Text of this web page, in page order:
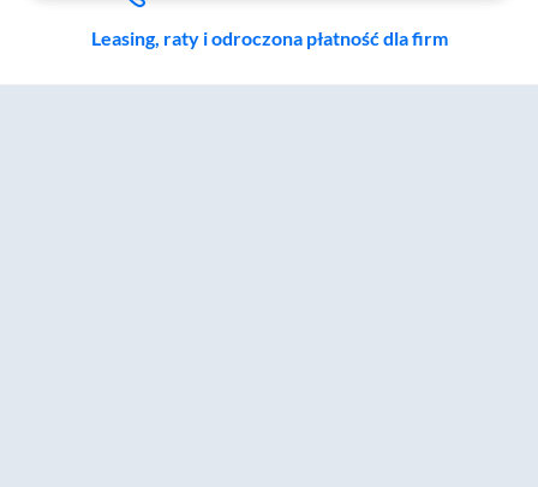
Leasing, raty i odroczona płatność dla firm